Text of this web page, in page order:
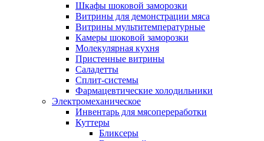
Шкафы шоковой заморозки
Витрины для демонстрации мяса
Витрины мультитемпературные
Камеры шоковой заморозки
Молекулярная кухня
Пристенные витрины
Саладетты
Сплит-системы
Фармацевтические холодильники
Электромеханическое
Инвентарь для мясопереработки
Куттеры
Бликсеры